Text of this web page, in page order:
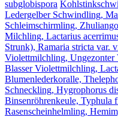
subglobispora
Ledergelber Schwindling,
Schleimschirmling,
Milchling, Lactarius
Strunk), Ramaria stricta var.
Violettmilchling,
Blasser Violettmilchling,
Blumenlederkoralle,
Schneckling, Hygrophorus
Binsenröhrenkeule, Typhula
Rasenscheinhelmling,